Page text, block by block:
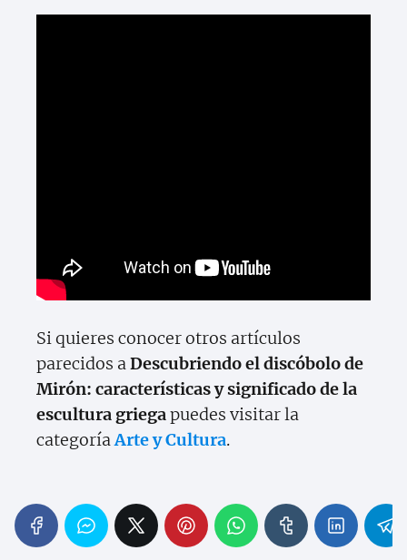
Si quieres conocer otros artículos
parecidos aDescubriendo el discóbolo de
Mirón: características y significado de la
escultura griegapuedes visitar la
categoríaArte y Cultura.